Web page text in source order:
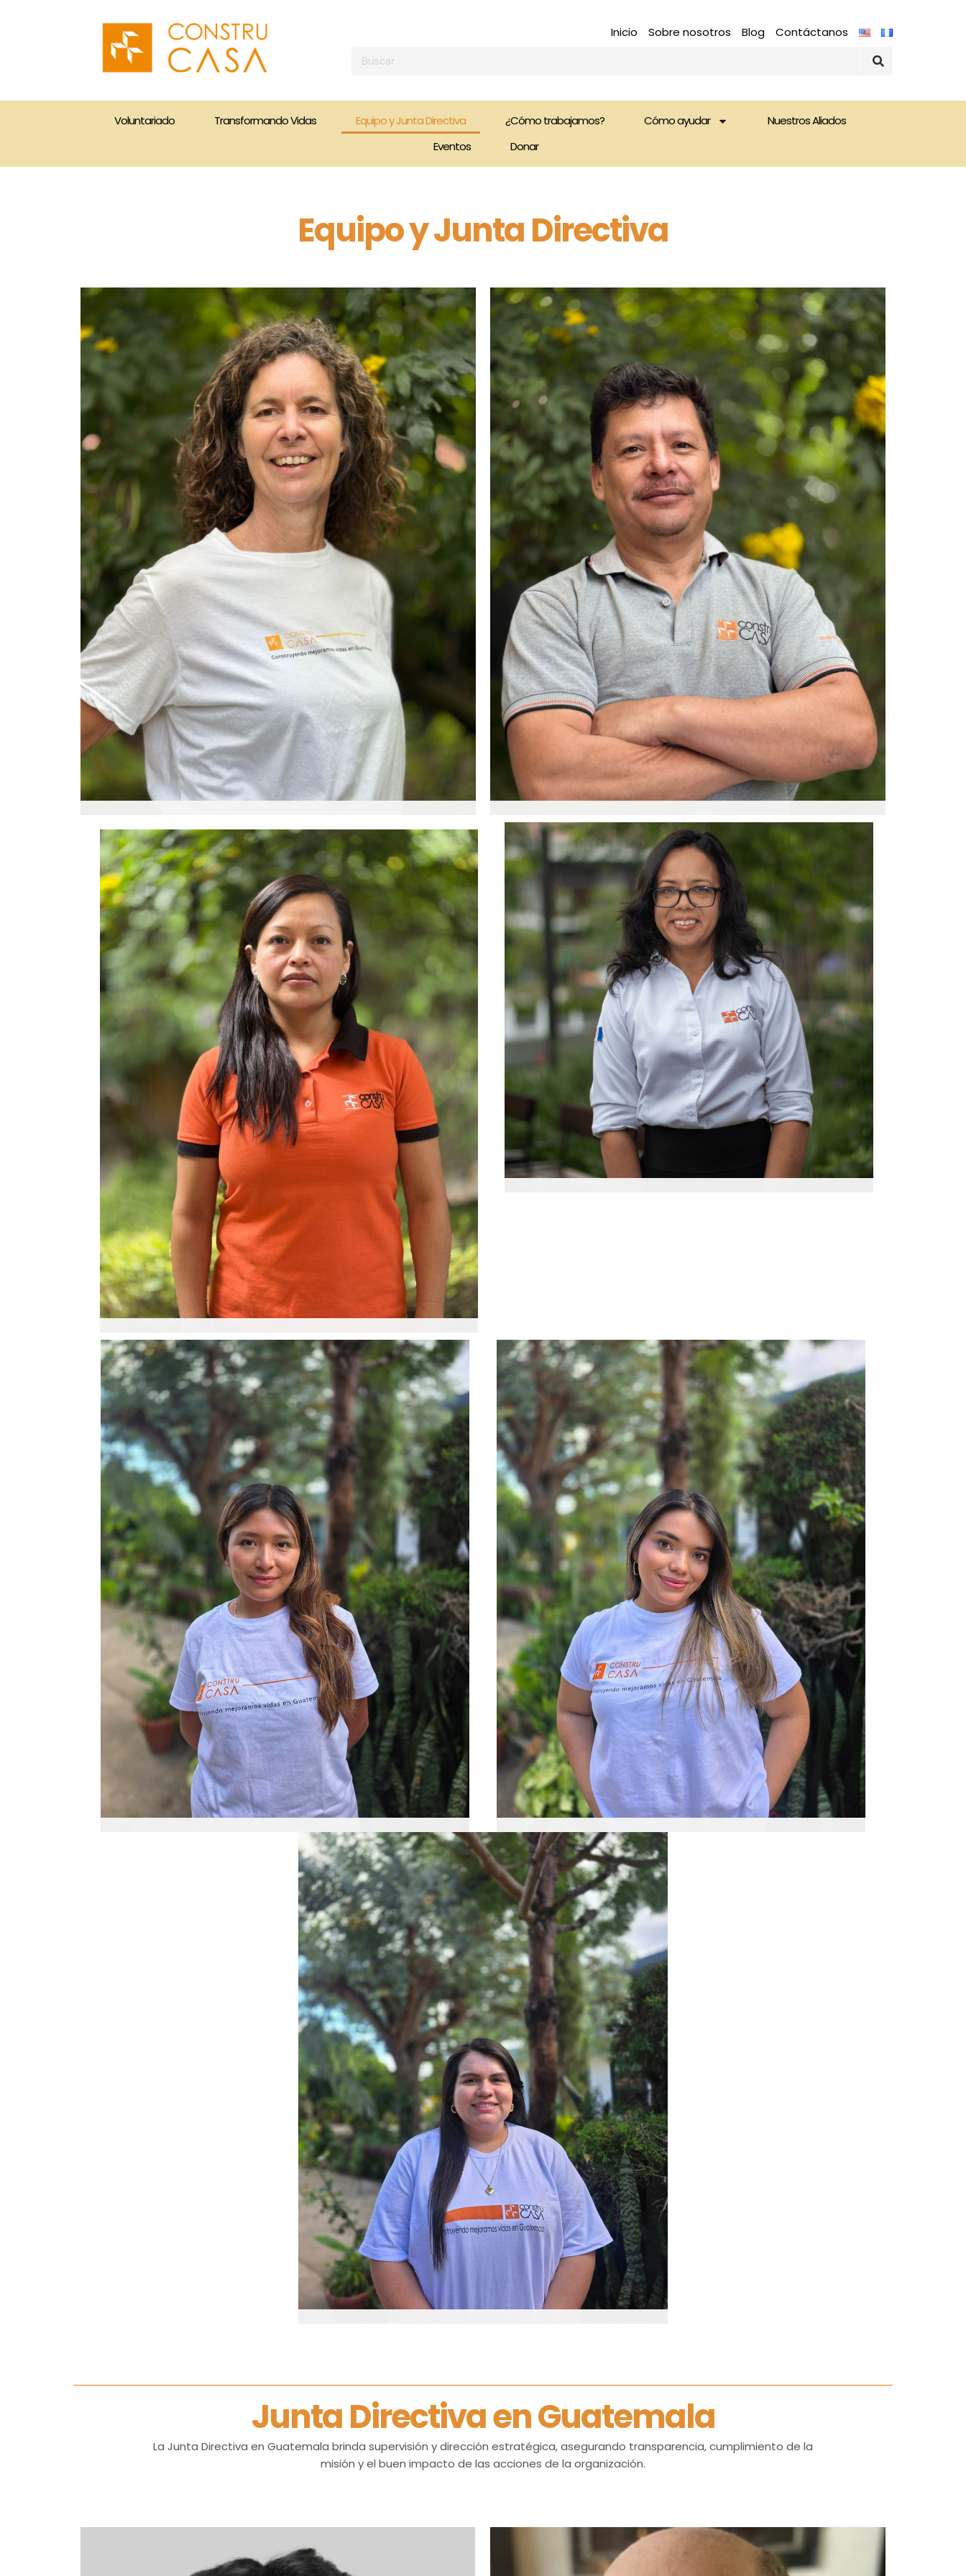
Inicio Sobre nosotros Blog Contáctanos
Voluntariado Transformando Vidas Equipo y Junta Directiva ¿Cómo trabajamos? Cómo ayudar
Nuestros Aliados
Eventos
Donar
Equipo y Junta Directiva
Caroline Van Heerde
Directora Estratégica
Carolina es la fundadora de Constru Casa y lidera la organización desde
2004. Su visión estratégica y compromiso social han sido clave para
fortalecer la institución y ampliar su impacto en Guatemala.
Ranferí Vásquez
Coordinador de proyectos
Ranferi, ha sido parte de Constru Casa desde 2006. Es responsable de
planificar, supervisar e implementar el proceso de construcción junto a
su equipo de trabajadores. Tiene habilidades destacadas en varios
oficios, incluyendo albañilería, mecánica y operación de maquinaria
Sofía García
Administradora del Programa de Desarrollo
Responsable de la planificación estratégica, la coordinación de
proyectos de desarrollo social, el acompañamiento directo a las
familias beneficiarias y la gestión general de los programas.
Coordinadora de Voluntariado y Comunicación
Abby es la encargada de coordinar el programa de voluntariado y
la estrategia de comunicación de la organización. Se dedica a
potenciar nuestra presencia digital y a diseñar experiencias
significativas para los voluntarios, asegurando que su apoyo se
traduzca en un impacto real en las comunidades.
Ana Isabel Barrera
Asistente Operativa
Ana es la encargada de brindar soporte clave como Asistente
Operativa, optimizando los procesos internos y la logística diaria
de la organización. Su labor asegura la eficiencia administrativa
necesaria para que todo el equipo funcione en perfecta sintonía y
los proyectos avancen con éxito.
Davy es la encargada de la gestión de fondos y la estrategia de
alianzas sólidas con donantes y a potenciar nuestra presencia
institucional para asegurar el éxito de nuestros programas.
Junta Directiva en Guatemala
La Junta Directiva en Guatemala brinda supervisión y dirección estratégica, asegurando transparencia, cumplimiento de la
misión y el buen impacto de las acciones de la organización.